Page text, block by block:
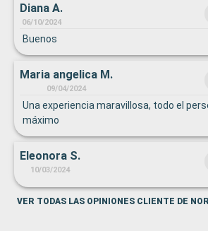
Diana A.
06/10/2024
Buenos
Maria angelica M.
09/04/2024
Una experiencia maravillosa, todo el
máximo
Eleonora S.
10/03/2024
VER TODAS LAS OPINIONES CLIENTE DE